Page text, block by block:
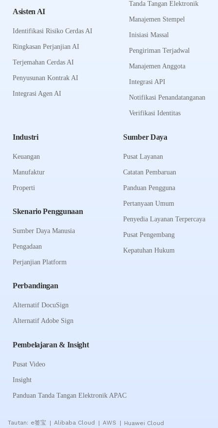
Asisten AI
Identifikasi Risiko Cerdas AI
Ringkasan Perjanjian AI
Terjemahan Cerdas AI
Penyusunan Kontrak AI
Integrasi Agen AI
Tanda Tangan Elektronik
Manajemen Stempel
Inisiasi Massal
Pengiriman Terjadwal
Manajemen Anggota
Integrasi API
Notifikasi Penandatanganan
Verifikasi Identitas
Industri
Keuangan
Manufaktur
Properti
Skenario Penggunaan
Sumber Daya Manusia
Pengadaan
Perjanjian Platform
Perbandingan
Alternatif DocuSign
Alternatif Adobe Sign
Sumber Daya
Pusat Layanan
Catatan Pembaruan
Panduan Pengguna
Pertanyaan Umum
Penyedia Layanan Terpercaya
Pusat Pengembang
Kepatuhan Hukum
Pembelajaran & Insight
Pusat Video
Insight
Panduan Tanda Tangan Elektronik APAC
Tautan: e签宝 Alibaba Cloud AWS Huawei Cloud